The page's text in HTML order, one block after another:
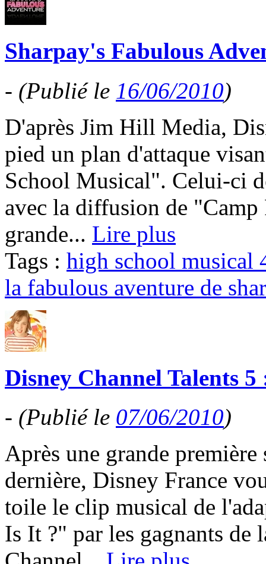
Sharpay's Fabulous
- (Publié le 16/06/2010)
D'après Jim Hill Media,
pied un plan d'attaque
School Musical". Celui-ci
avec la diffusion de
grande... Lire plus
Tags : high school musical
la fabulous aventure de
Disney Channel Talents
- (Publié le 07/06/2010)
Après une grande
dernière, Disney France
toile le clip musical de
Is It ?" par les gagnants